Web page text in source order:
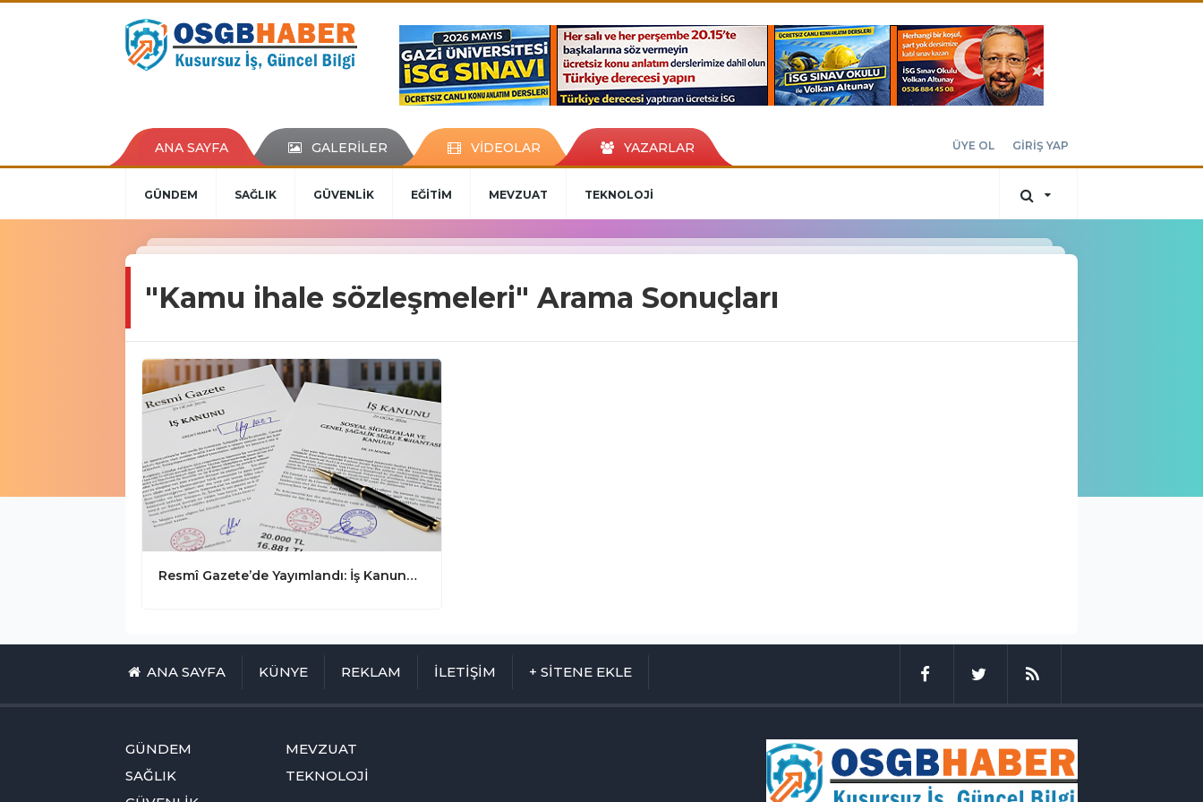
ANA SAYFA GALERİLER VİDEOLAR YAZARLAR ÜYE OL GİRİŞ YAP
GÜNDEM SAĞLIK GÜVENLİK EĞİTİM MEVZUAT TEKNOLOJİ
"Kamu ihale sözleşmeleri" Arama Sonuçları
Resmî Gazete’de Yayımlandı: İş Kanunu ve SGK’da Kritik Değişiklik! Alt İşverene Kıdem Tazminatı Müjdesi ve SGK Sınırı Arttı
ANA SAYFA KÜNYE REKLAM İLETİŞİM + SİTENE EKLE
GÜNDEM
SAĞLIK
MEVZUAT
TEKNOLOJİ